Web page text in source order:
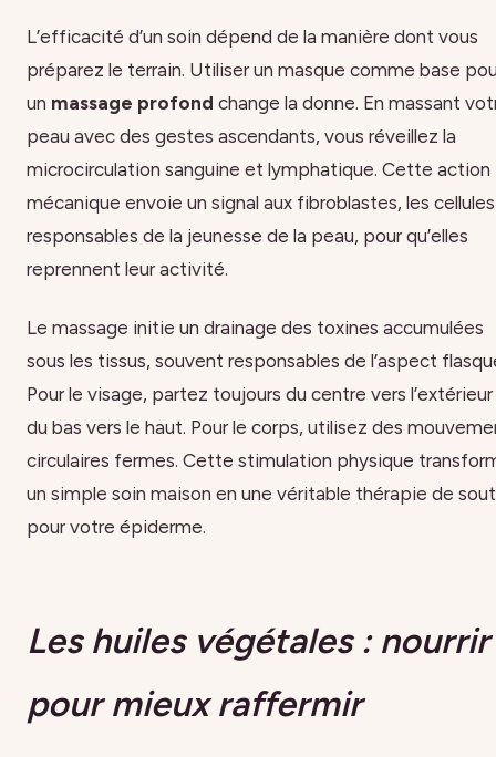
L’efficacité d’un soin dépend de la manière dont vous
préparez le terrain. Utiliser un masque comme base
un massage profond change la donne. En massant
peau avec des gestes ascendants, vous réveillez la
microcirculation sanguine et lymphatique. Cette action
mécanique envoie un signal aux fibroblastes, les cellules
responsables de la jeunesse de la peau, pour qu’elles
reprennent leur activité.
Le massage initie un drainage des toxines accumulées
sous les tissus, souvent responsables de l’aspect
Pour le visage, partez toujours du centre vers
du bas vers le haut. Pour le corps, utilisez des
circulaires fermes. Cette stimulation physique
un simple soin maison en une véritable thérapie de
pour votre épiderme.
Les huiles végétales : nourrir
pour mieux raffermir